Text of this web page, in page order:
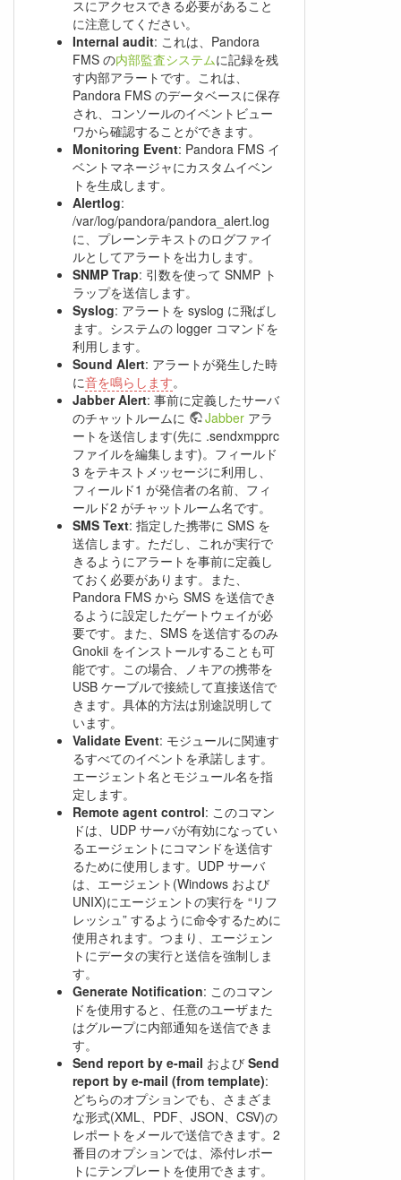
スにアクセスできる必要があること
に注意してください。
Internal audit: これは、Pandora
FMS の内部監査システムに記録を残
す内部アラートです。これは、
Pandora FMS のデータベースに保存
され、コンソールのイベントビュー
ワから確認することができます。
Monitoring Event: Pandora FMS イ
ベントマネージャにカスタムイベン
トを生成します。
Alertlog:
/var/log/pandora/pandora_alert.log
に、プレーンテキストのログファイ
ルとしてアラートを出力します。
SNMP Trap: 引数を使って SNMP ト
ラップを送信します。
Syslog: アラートを syslog に飛ばし
ます。システムの logger コマンドを
利用します。
Sound Alert: アラートが発生した時
に音を鳴らします。
Jabber Alert: 事前に定義したサーバ
のチャットルームに
Jabber アラ
ートを送信します(先に .sendxmpprc
ファイルを編集します)。フィールド
3 をテキストメッセージに利用し、
フィールド1 が発信者の名前、フィ
ールド2 がチャットルーム名です。
SMS Text: 指定した携帯に SMS を
送信します。ただし、これが実行で
きるようにアラートを事前に定義し
ておく必要があります。また、
Pandora FMS から SMS を送信でき
るように設定したゲートウェイが必
要です。また、SMS を送信するのみ
Gnokii をインストールすることも可
能です。この場合、ノキアの携帯を
USB ケーブルで接続して直接送信で
きます。具体的方法は別途説明して
います。
Validate Event: モジュールに関連す
るすべてのイベントを承諾します。
エージェント名とモジュール名を指
定します。
Remote agent control: このコマン
ドは、UDP サーバが有効になってい
るエージェントにコマンドを送信す
るために使用します。UDP サーバ
は、エージェント(Windows および
UNIX)にエージェントの実行を “リフ
レッシュ” するように命令するために
使用されます。つまり、エージェン
トにデータの実行と送信を強制しま
す。
Generate Notification: このコマン
ドを使用すると、任意のユーザまた
はグループに内部通知を送信できま
す。
Send report by e-mail および Send
report by e-mail (from template):
どちらのオプションでも、さまざま
な形式(XML、PDF、JSON、CSV)の
レポートをメールで送信できます。2
番目のオプションでは、添付レポー
トにテンプレートを使用できます。